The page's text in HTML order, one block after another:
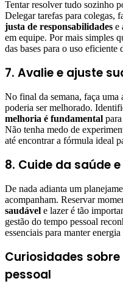
Tentar resolver tudo sozinho
Delegar tarefas para colegas,
justa de responsabilidades e
em equipe. Por mais simples
das bases para o uso eficiente
7. Avalie e ajuste
No final da semana, faça
poderia ser melhorado.
melhoria é fundamental
Não tenha medo de
até encontrar a fórmula ideal
8. Cuide da saúde
De nada adianta um
acompanham. Reservar
saudável e lazer é tão
gestão do tempo pessoal
essenciais para manter
Curiosidades
pessoal